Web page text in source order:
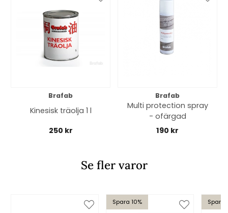
Brafab
Kinesisk träolja 1 l
250 kr
Brafab
Multi protection spray
- ofärgad
190 kr
Se fler varor
Spara 10% Spara